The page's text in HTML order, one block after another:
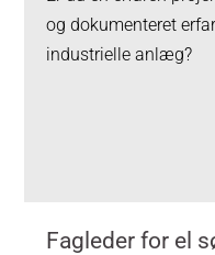
og dokumenteret
industrielle anlæg?
Fagleder for el